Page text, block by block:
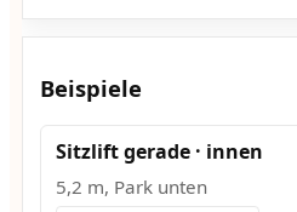
Beispiele
Sitzlift gerade · innen
5,2 m, Park unten